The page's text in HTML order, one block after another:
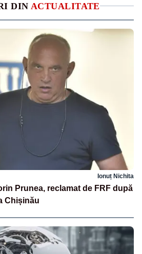
DIN ACTUALITATE
Ionuț Nichita
Prunea, reclamat de FRF după
Chișinău